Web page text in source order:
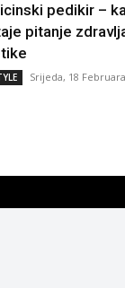
pedikir –
pitanje
Srijeda, 18